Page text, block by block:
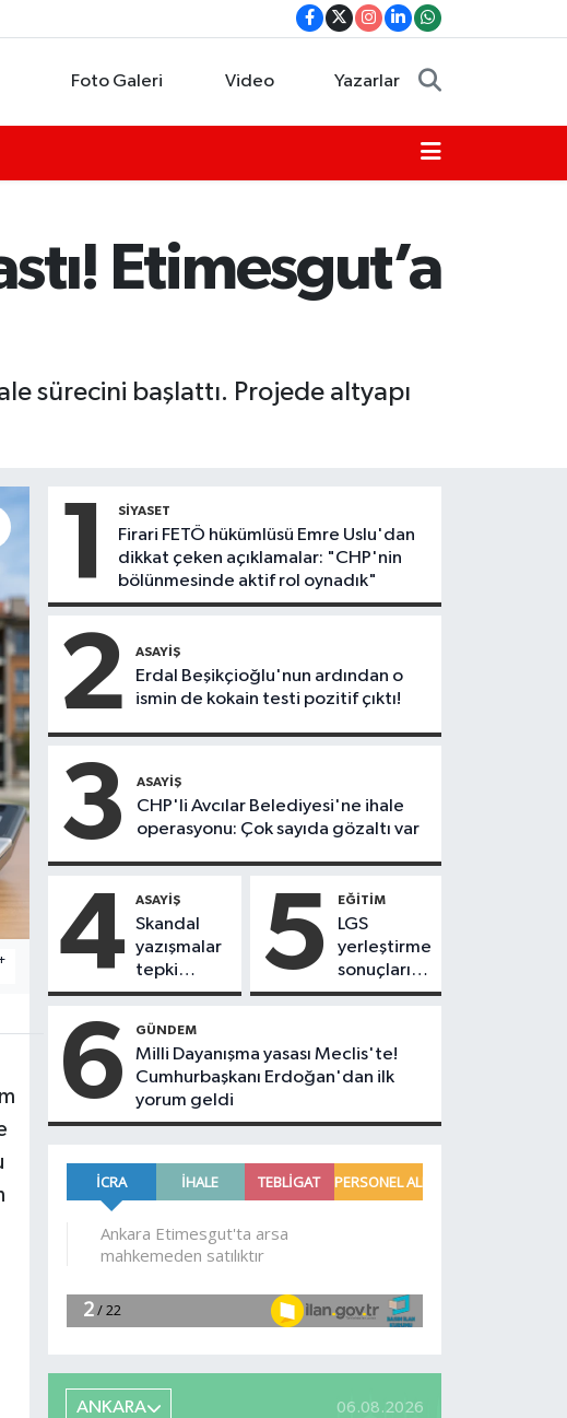
Foto Galeri Video Yazarlar
Etimesgut’a
sürecini başlattı. Projede altyapı
1 SIYASET
Firari FETÖ hükümlüsü Emre Uslu'dan
dikkat çeken açıklamalar: "CHP'nin
bölünmesinde aktif rol oynadık"
2 ASAYIŞ
Erdal Beşikçioğlu'nun ardından o
ismin de kokain testi pozitif çıktı!
3 ASAYIŞ
CHP'li Avcılar Belediyesi'ne ihale
operasyonu: Çok sayıda gözaltı var
4 ASAYIŞ
Skandal
yazışmalar
tepki
toplamıştı...
hakkında
tutuklama
kararı
geldi!
5 EĞITIM
LGS
yerleştirme
sonuçları
açıklandı!
6 GÜNDEM
Milli Dayanışma yasası Meclis'te!
Cumhurbaşkanı Erdoğan'dan ilk
yorum geldi
ANKARA 06.08.2026